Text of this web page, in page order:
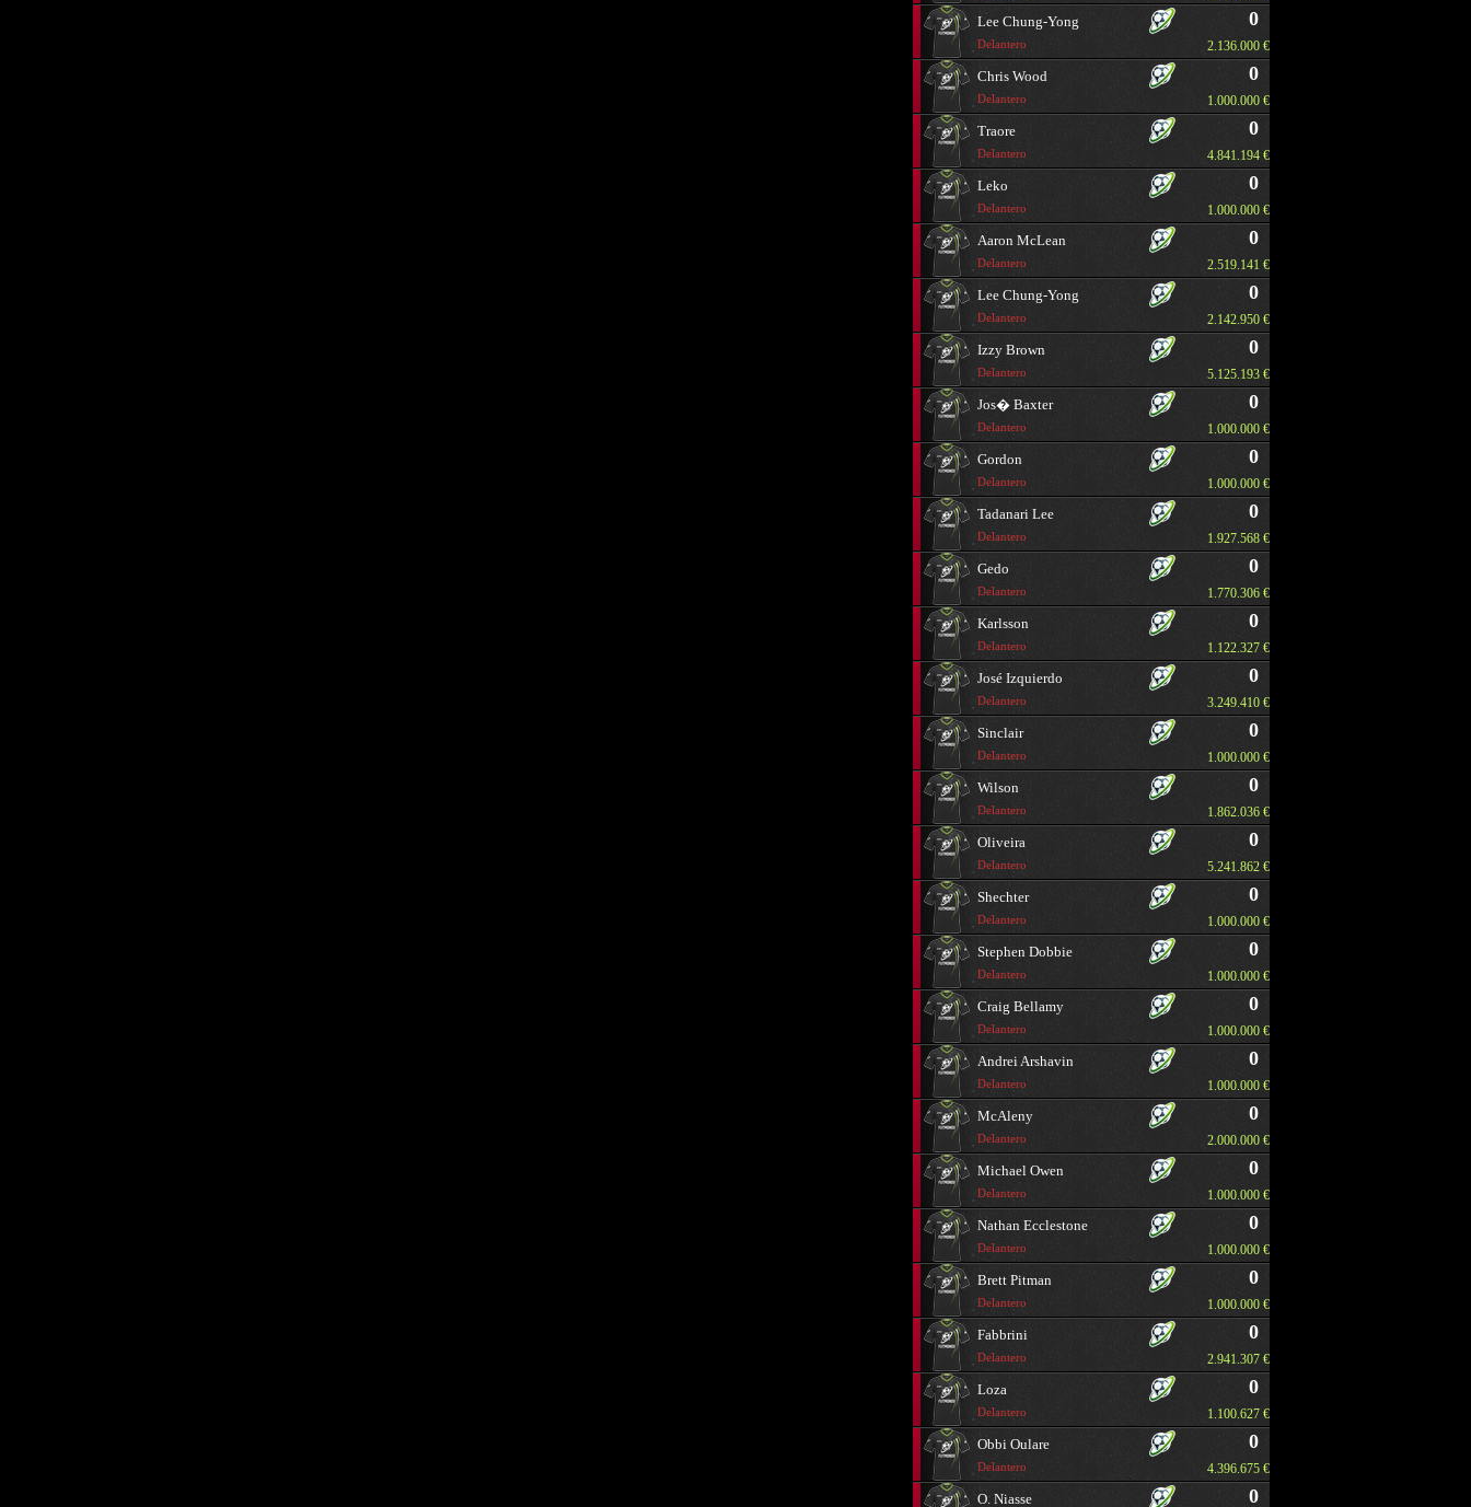
Lee Chung-Yong
Delantero
0
2.136.000 €
Chris Wood
Delantero
0
1.000.000 €
Traore
Delantero
0
4.841.194 €
Leko
Delantero
0
1.000.000 €
Aaron McLean
Delantero
0
2.519.141 €
Lee Chung-Yong
Delantero
0
2.142.950 €
Izzy Brown
Delantero
0
5.125.193 €
Jos� Baxter
Delantero
0
1.000.000 €
Gordon
Delantero
0
1.000.000 €
Tadanari Lee
Delantero
0
1.927.568 €
Gedo
Delantero
0
1.770.306 €
Karlsson
Delantero
0
1.122.327 €
José Izquierdo
Delantero
0
3.249.410 €
Sinclair
Delantero
0
1.000.000 €
Wilson
Delantero
0
1.862.036 €
Oliveira
Delantero
0
5.241.862 €
Shechter
Delantero
0
1.000.000 €
Stephen Dobbie
Delantero
0
1.000.000 €
Craig Bellamy
Delantero
0
1.000.000 €
Andrei Arshavin
Delantero
0
1.000.000 €
McAleny
Delantero
0
2.000.000 €
Michael Owen
Delantero
0
1.000.000 €
Nathan Ecclestone
Delantero
0
1.000.000 €
Brett Pitman
Delantero
0
1.000.000 €
Fabbrini
Delantero
0
2.941.307 €
Loza
Delantero
0
1.100.627 €
Obbi Oulare
Delantero
0
4.396.675 €
O. Niasse 0